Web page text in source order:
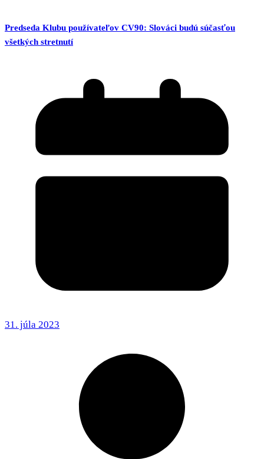
Predseda Klubu používateľov CV90: Slováci budú súčasťou
všetkých stretnutí
31. júla 2023